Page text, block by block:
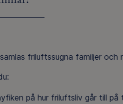
friluftssugna familjer
på hur friluftsliv går till på